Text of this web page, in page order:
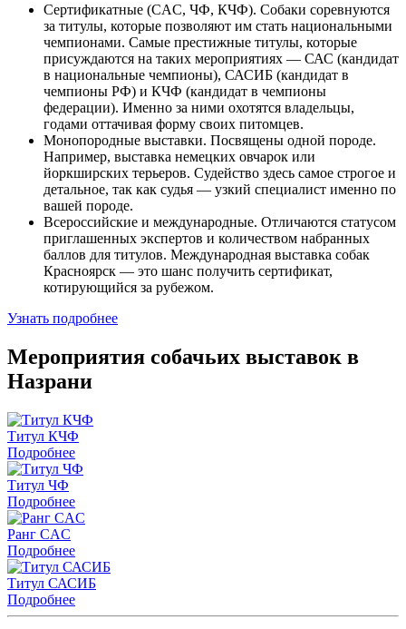
Сертификатные (CAC, ЧФ, КЧФ). Собаки соревнуются
за титулы, которые позволяют им стать национальными
чемпионами. Самые престижные титулы, которые
присуждаются на таких мероприятиях — САС (кандидат
в национальные чемпионы), САСИБ (кандидат в
чемпионы РФ) и КЧФ (кандидат в чемпионы
федерации). Именно за ними охотятся владельцы,
годами оттачивая форму своих питомцев.
Монопородные выставки. Посвящены одной породе.
Например, выставка немецких овчарок или
йоркширских терьеров. Судейство здесь самое строгое и
детальное, так как судья — узкий специалист именно по
вашей породе.
Всероссийские и международные. Отличаются статусом
приглашенных экспертов и количеством набранных
баллов для титулов. Международная выставка собак
Красноярск — это шанс получить сертификат,
котирующийся за рубежом.
Узнать подробнее
Мероприятия собачьих выставок в
Назрани
Титул КЧФ
Подробнее
Титул ЧФ
Подробнее
Ранг CAC
Подробнее
Титул САСИБ
Подробнее